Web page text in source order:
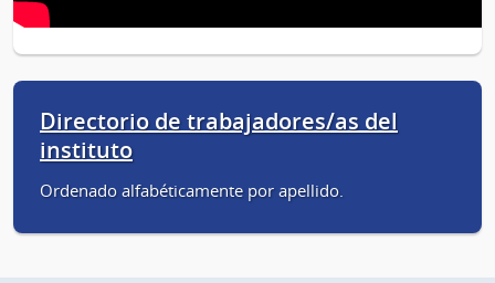
Directorio de trabajadores/as del
instituto
Ordenado alfabéticamente por apellido.